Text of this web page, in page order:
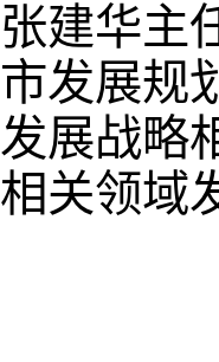
张建华主
市发展规
发展战略
相关领域